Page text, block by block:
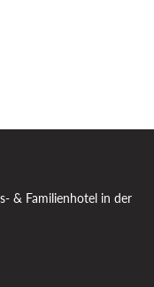
& Familienhotel in der